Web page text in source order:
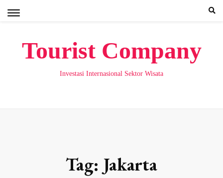
Tourist Company
Investasi Internasional Sektor Wisata
Tag: Jakarta